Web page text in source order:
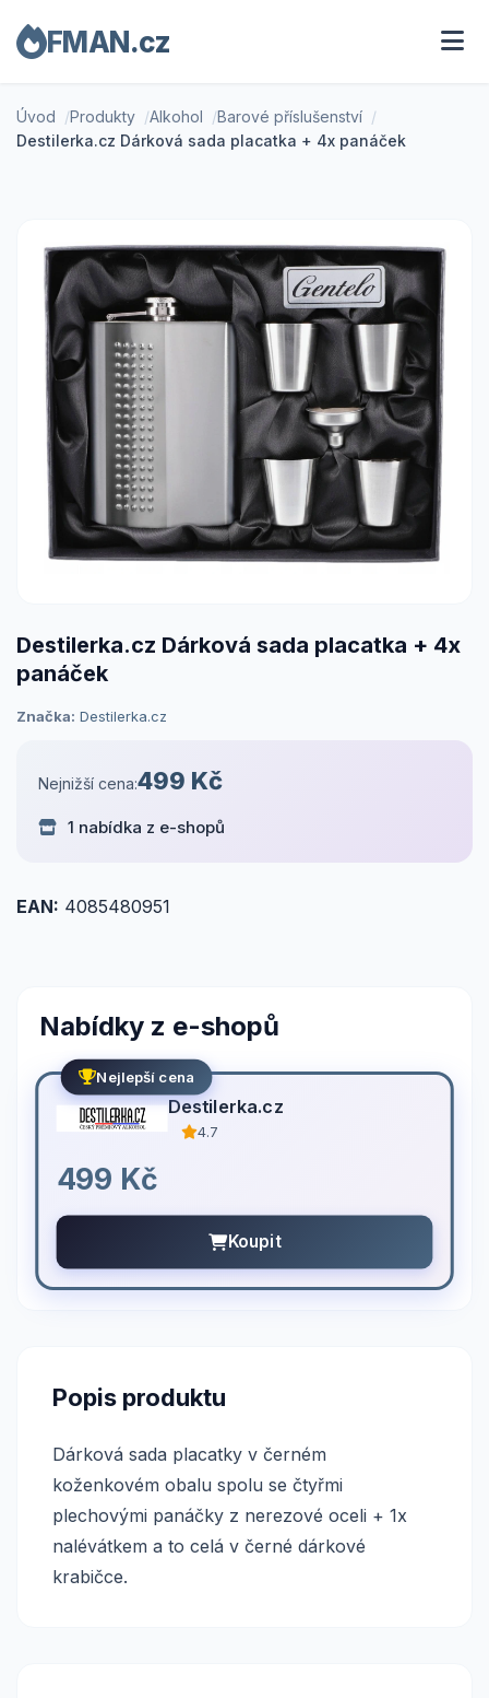
FMAN.cz
Úvod Produkty Alkohol
Barové příslušenství
Destilerka.cz Dárková sada placatka + 4x panáček
Destilerka.cz Dárková sada placatka + 4x
panáček
Značka: Destilerka.cz
Nejnižší cena:499 Kč
1 nabídka z e-shopů
EAN: 4085480951
Nabídky z e-shopů
Nejlepší cena
Destilerka.cz
4.7
499 Kč
Koupit
Popis produktu
Dárková sada placatky v černém
koženkovém obalu spolu se čtyřmi
plechovými panáčky z nerezové oceli + 1x
nalévátkem a to celá v černé dárkové
krabičce.